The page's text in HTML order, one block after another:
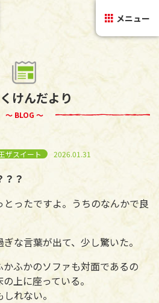
メニュー
けんだより
～ BLOG ～
ザスイート 2026.01.31
？？
とったですよ。うちのなんかで良
な言葉が出て、少し驚いた。
ふかのソファも対面であるの
上に座っている。
れない。